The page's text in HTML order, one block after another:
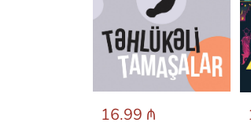
16.99 ₼